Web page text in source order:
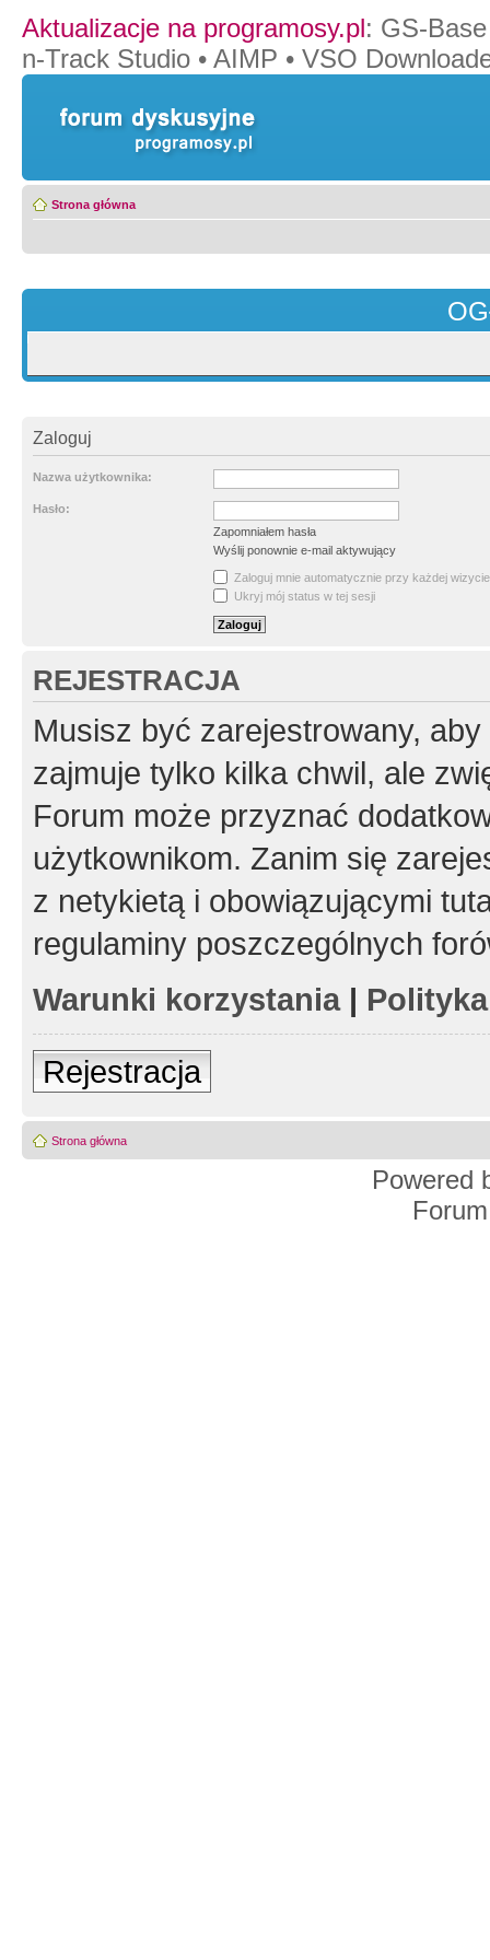
Aktualizacje na programosy.pl: GS-Base
n-Track Studio • AIMP • VSO
Strona główna
Zaloguj
Nazwa użytkownika:
Hasło:
Zapomniałem hasła
Wyślij ponownie e-mail aktywujący
Zaloguj mnie automatycznie przy każdej wizycie
Ukryj mój status w tej sesji
REJESTRACJA
Musisz być zarejestrowany,
zajmuje tylko kilka chwil, ale
Forum może przyznać
użytkownikom. Zanim się
z netykietą i obowiązującymi
regulaminy poszczególnych
Warunki korzystania|
Rejestracja
Strona główna
Powered